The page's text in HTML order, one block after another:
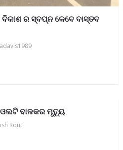
ର ସ୍ବପ୍ନ କେବେ ବାସ୍ତବ
ଓଲଟି ବାଳକର ମୃତ୍ୟୁ
Rout